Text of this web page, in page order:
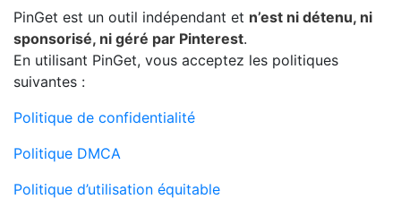
PinGet est un outil indépendant et n’est ni détenu, ni
sponsorisé, ni géré par Pinterest.
En utilisant PinGet, vous acceptez les politiques
suivantes :
Politique de confidentialité
Politique DMCA
Politique d’utilisation équitable